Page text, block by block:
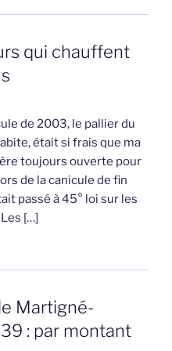
qui chauffent
de 2003, le pallier du
était si frais que ma
toujours ouverte pour
de la canicule de fin
passé à 45° loi sur les
[…]
Martigné-
: par montant